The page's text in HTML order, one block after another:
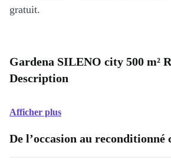
gratuit.
Gardena SILENO city 500 m²
Description
Afficher plus
De l’occasion au reconditionné